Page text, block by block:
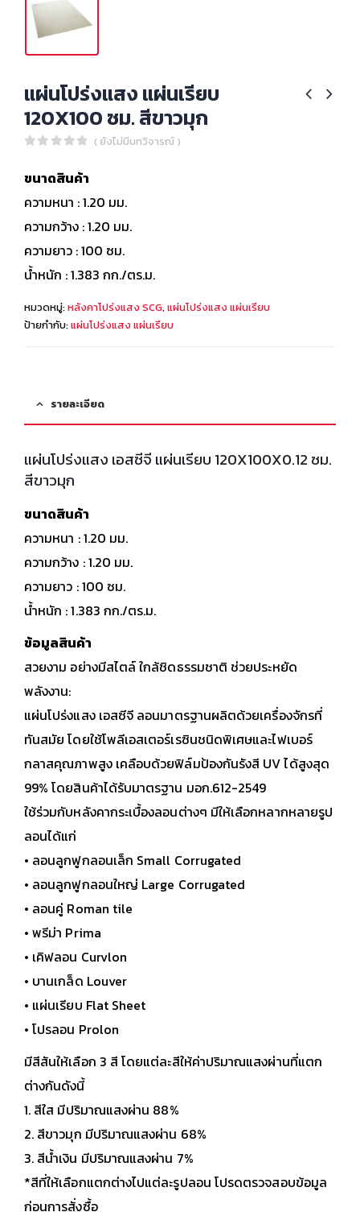
แผ่นโปร่งแสง แผ่นเรียบ
120X100 ซม. สีขาวมุก
( ยังไม่มีบทวิจารณ์ )
ขนาดสินค้า
ความหนา : 1.20 มม.
ความกว้าง : 1.20 มม.
ความยาว : 100 ซม.
น้ำหนัก : 1.383 กก./ตร.ม.
หมวดหมู่:หลังคาโปร่งแสง SCG, แผ่นโปร่งแสง แผ่นเรียบ
ป้ายกำกับ:แผ่นโปร่งแสง แผ่นเรียบ
รายละเอียด
แผ่นโปร่งแสง เอสซีจี แผ่นเรียบ 120X100X0.12 ซม.
สีขาวมุก
ขนาดสินค้า
ความหนา : 1.20 มม.
ความกว้าง : 1.20 มม.
ความยาว : 100 ซม.
น้ำหนัก : 1.383 กก./ตร.ม.
ข้อมูลสินค้า
สวยงาม อย่างมีสไตล์ ใกล้ชิดธรรมชาติ ช่วยประหยัด
พลังงาน:
แผ่นโปร่งแสง เอสซีจี ลอนมาตรฐานผลิตด้วยเครื่องจักรที่
ทันสมัย โดยใช้โพลีเอสเตอร์เรซินชนิดพิเศษและไฟเบอร์
กลาสคุณภาพสูง เคลือบด้วยฟิล์มป้องกันรังสี UV ได้สูงสุด
99% โดยสินค้าได้รับมาตรฐาน มอก.612-2549
ใช้ร่วมกับหลังคากระเบื้องลอนต่างๆ มีให้เลือกหลากหลายรูป
ลอนได้แก่
• ลอนลูกฟูกลอนเล็ก Small Corrugated
• ลอนลูกฟูกลอนใหญ่ Large Corrugated
• ลอนคู่ Roman tile
• พรีม่า Prima
• เคิฟลอน Curvlon
• บานเกล็ด Louver
• แผ่นเรียบ Flat Sheet
• โปรลอน Prolon
มีสีสันให้เลือก 3 สี โดยแต่ละสีให้ค่าปริมาณแสงผ่านที่แตก
ต่างกันดังนี้
1. สีใส มีปริมาณแสงผ่าน 88%
2. สีขาวมุก มีปริมาณแสงผ่าน 68%
3. สีน้ำเงิน มีปริมาณแสงผ่าน 7%
*สีที่ให้เลือกแตกต่างไปแต่ละรูปลอน โปรดตรวจสอบข้อมูล
ก่อนการสั่งซื้อ